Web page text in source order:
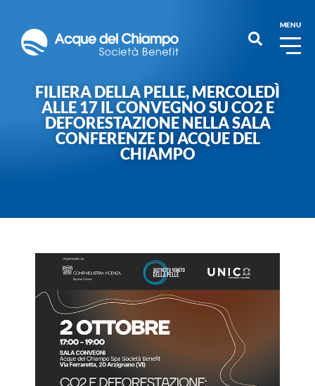
MENU
FILIERA DELLA PELLE, MERCOLEDÌ
ALLE 17 IL CONVEGNO SU CO2 E
DEFORESTAZIONE NELLA SALA
CONFERENZE DI ACQUE DEL
CHIAMPO